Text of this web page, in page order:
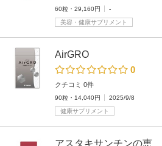
60粒・29,160円
-
美容・健康サプリメント
AirGRO
0
クチコミ 0件
90粒・14,040円
2025/9/8
健康サプリメント
アスタキサンチンの恵